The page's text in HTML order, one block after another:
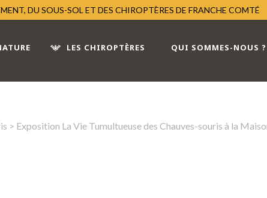
DU SOUS-SOL ET DES CHIROPTÈRES DE FRANCHE COMTÉ
LES CHIROPTÈRES QUI SOMMES-NOUS ?
> Exposition La Vie Tumultueuse des Chauves-souris à la